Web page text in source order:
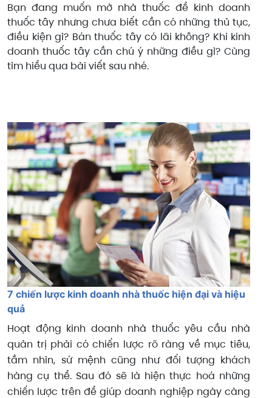
Bạn đang muốn mở nhà thuốc để kinh doanh
thuốc tây nhưng chưa biết cần có những thủ tục,
điều kiện gì? Bán thuốc tây có lãi không? Khi kinh
doanh thuốc tây cần chú ý những điều gì? Cùng
tìm hiểu qua bài viết sau nhé.
7 chiến lược kinh doanh nhà thuốc hiện đại và hiệu
quả
Hoạt động kinh doanh nhà thuốc yêu cầu nhà
quản trị phải có chiến lược rõ ràng về mục tiêu,
tầm nhìn, sứ mệnh cũng như đối tượng khách
hàng cụ thể. Sau đó sẽ là hiện thực hoá những
chiến lược trên để giúp doanh nghiệp ngày càng